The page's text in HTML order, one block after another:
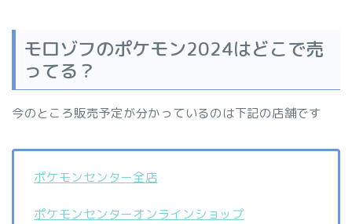
モロゾフのポケモン2024はどこで売
ってる？
今のところ販売予定が分かっているのは下記の店舗です
ポケモンセンター全店
ポケモンセンターオンラインショップ